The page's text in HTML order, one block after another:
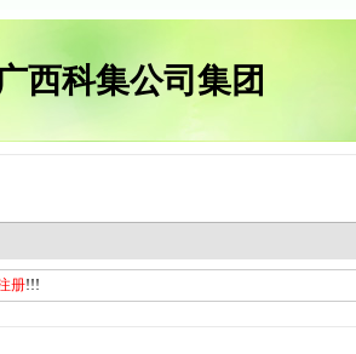
西科集公司集团
册!!!